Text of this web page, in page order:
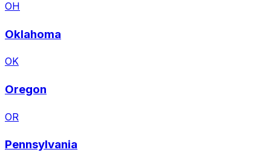
OH
Oklahoma
OK
Oregon
OR
Pennsylvania